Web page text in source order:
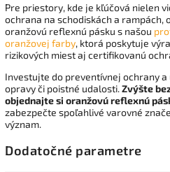
Pre priestory, kde je kľúčová nielen
ochrana na schodiskách a rampách,
oranžovú reflexnú pásku s našou
oranžovej farby, ktorá poskytuje
rizikových miest aj certifikovanú
Investujte do preventívnej ochrany
opravy či poistné udalosti.Zvýšte
objednajte si oranžovú reflexnú
zabezpečte spoľahlivé varovné
význam.
Dodatočné parametre